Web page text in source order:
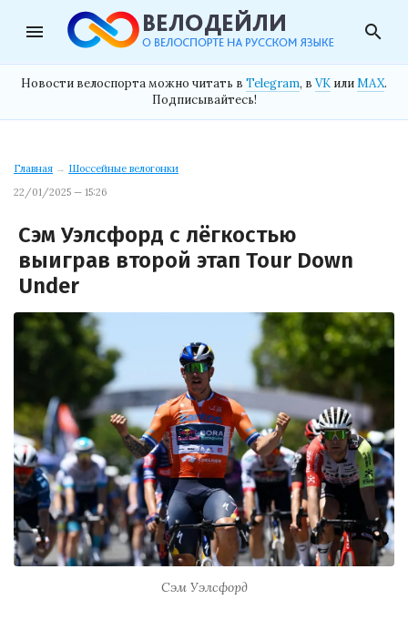
menu search
Новости велоспорта можно читать в Telegram, в VK илиMAX.
Подписывайтесь!
Главная → Шоссейные велогонки
22/01/2025 — 15:26
Сэм Уэлсфорд с лёгкостью
выиграв второй этап Tour Down
Under
Сэм Уэлсфорд